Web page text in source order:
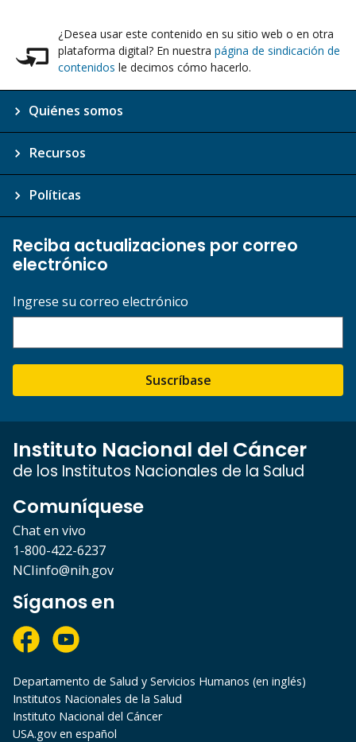
¿Desea usar este contenido en su sitio web o en otra
plataforma digital? En nuestra página de sindicación de
contenidos le decimos cómo hacerlo.
Quiénes somos
Recursos
Políticas
Reciba actualizaciones por correo
electrónico
Ingrese su correo electrónico
Suscríbase
Instituto Nacional del Cáncer
de los Institutos Nacionales de la Salud
Comuníquese
Chat en vivo
1-800-422-6237
NCIinfo@nih.gov
Síganos en
Departamento de Salud y Servicios Humanos (en inglés)
Institutos Nacionales de la Salud
Instituto Nacional del Cáncer
USA.gov en español